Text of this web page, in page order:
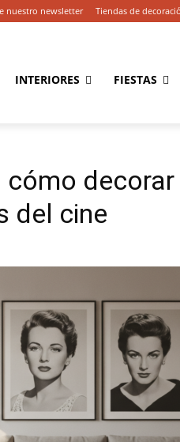
nuestro newsletter Tiendas de
INTERIORES FIESTAS
del cine